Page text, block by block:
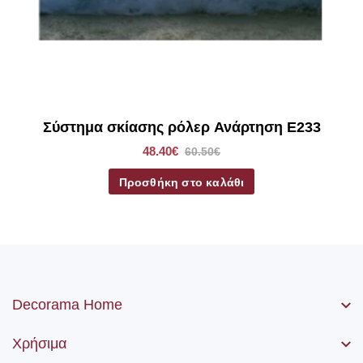
Σύστημα σκίασης ρόλερ Ανάρτηση E233
48.40€ 60.50€
Προσθήκη στο καλάθι
Decorama Home
Χρήσιμα